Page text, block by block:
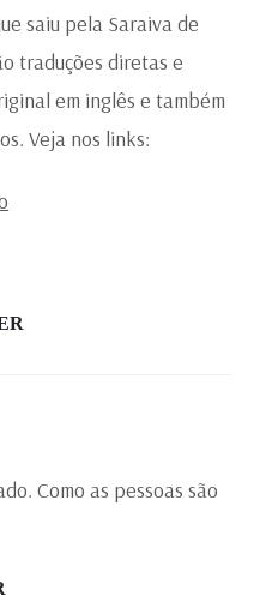
saiu pela Saraiva de
traduções diretas e
em inglês e também
Veja nos links:
Como as pessoas são